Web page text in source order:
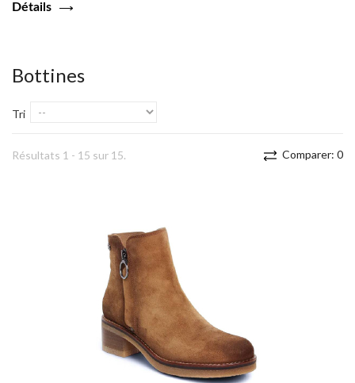
Détails
Bottines
Tri
Comparer: 0
Résultats 1 - 15 sur 15.